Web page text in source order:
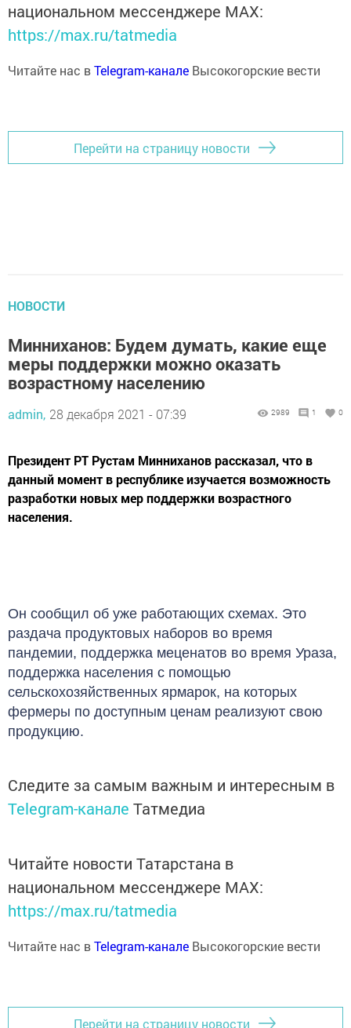
национальном мессенджере MАХ:
https://max.ru/tatmedia
Читайте нас вTelegram-канале Высокогорские вести
Перейти на страницу новости
НОВОСТИ
Минниханов: Будем думать, какие еще
меры поддержки можно оказать
возрастному населению
admin, 28 декабря 2021 - 07:39 2989 1 0
Президент РТ Рустам Минниханов рассказал, что в
данный момент в республике изучается возможность
разработки новых мер поддержки возрастного
населения.
Он сообщил об уже работающих схемах. Это
раздача продуктовых наборов во время
пандемии, поддержка меценатов во время Ураза,
поддержка населения с помощью
сельскохозяйственных ярмарок, на которых
фермеры по доступным ценам реализуют свою
продукцию.
Следите за самым важным и интересным в
Telegram-канале Татмедиа
Читайте новости Татарстана в
национальном мессенджере MАХ:
https://max.ru/tatmedia
Читайте нас вTelegram-канале Высокогорские вести
Перейти на страницу новости